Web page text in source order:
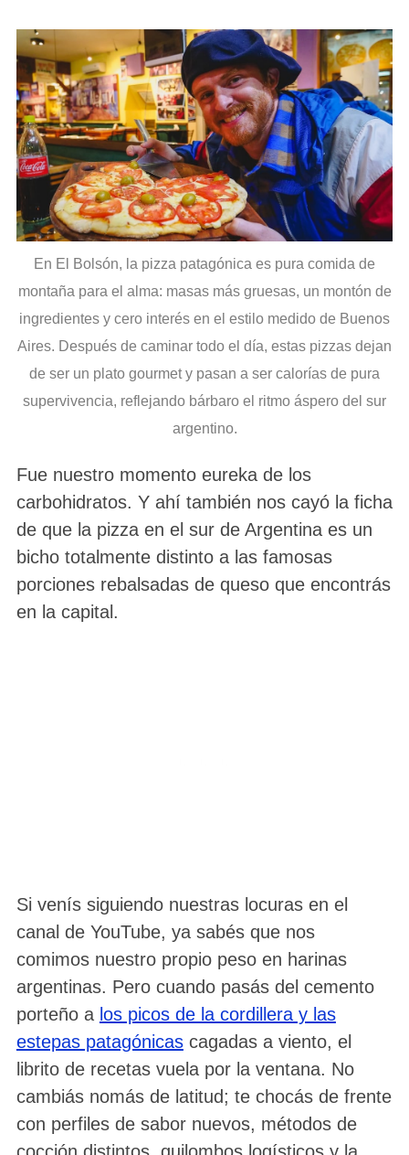
En El Bolsón, la pizza patagónica es pura comida de
montaña para el alma: masas más gruesas, un montón de
ingredientes y cero interés en el estilo medido de Buenos
Aires. Después de caminar todo el día, estas pizzas dejan
de ser un plato gourmet y pasan a ser calorías de pura
supervivencia, reflejando bárbaro el ritmo áspero del sur
argentino.
Fue nuestro momento eureka de los
carbohidratos. Y ahí también nos cayó la ficha
de que la pizza en el sur de Argentina es un
bicho totalmente distinto a las famosas
porciones rebalsadas de queso que encontrás
en la capital.
Si venís siguiendo nuestras locuras en el
canal de YouTube, ya sabés que nos
comimos nuestro propio peso en harinas
argentinas. Pero cuando pasás del cemento
porteño a los picos de la cordillera y las
estepas patagónicascagadas a viento, el
librito de recetas vuela por la ventana. No
cambiás nomás de latitud; te chocás de frente
con perfiles de sabor nuevos, métodos de